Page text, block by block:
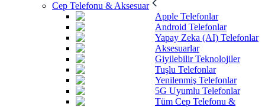
Cep Telefonu & Aksesuar
Apple Telefonlar
Android Telefonlar
Yapay Zeka (AI) Telefonlar
Aksesuarlar
Giyilebilir Teknolojiler
Tuşlu Telefonlar
Yenilenmiş Telefonlar
5G Uyumlu Telefonlar
Tüm Cep Telefonu &